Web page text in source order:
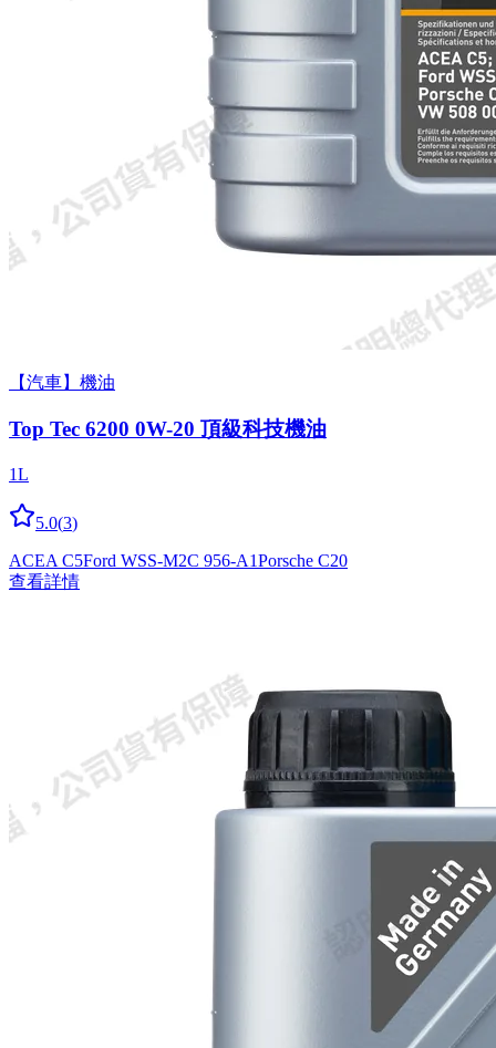
【汽車】機油
Top Tec 6200 0W-20 頂級科技機油
1L
5.0(3)
ACEA C5Ford WSS-M2C 956-A1Porsche C20
查看詳情